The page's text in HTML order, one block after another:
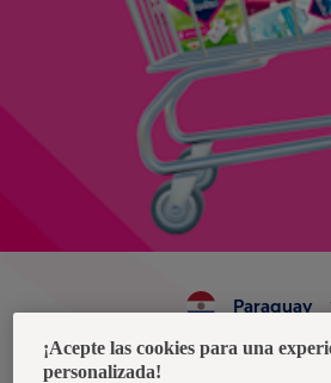
Paraguay
¡Acepte las cookies para una
personalizada!